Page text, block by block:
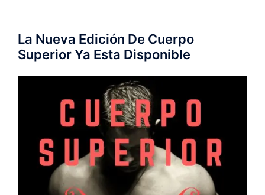
La Nueva Edición De Cuerpo
Superior Ya Esta Disponible